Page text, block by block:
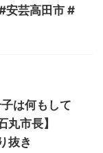
安芸高田市 #
は何もして
市長】
抜き